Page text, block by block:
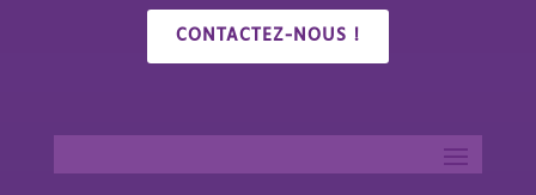
CONTACTEZ-NOUS !